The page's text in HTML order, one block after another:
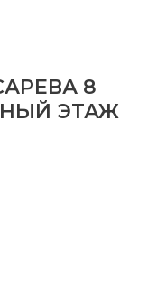
8
ЭТАЖ